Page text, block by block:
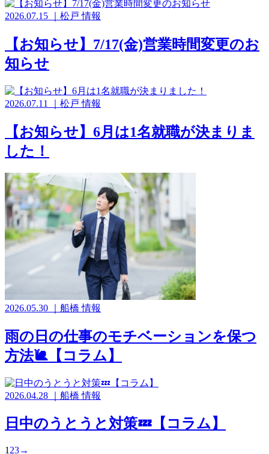
2026.07.15 松戸 情報
【お知らせ】7/17(金)営業時間変更のお
知らせ
2026.07.11 松戸 情報
【お知らせ】6月は1名就職が決まりま
した！
2026.05.30 船橋 情報
雨の日の仕事のモチベーションを保つ
方法🐌【コラム】
2026.04.28 船橋 情報
日中のうとうと対策💤【コラム】
1 23→